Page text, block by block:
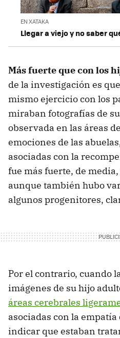
EN XATAKA
Llegar a viejo y no saber
Más fuerte que con los
de la investigación es
mismo ejercicio con los
miraban fotografías de
observada en las áreas
emociones de las
asociadas con la
fue más fuerte, de
aunque también hubo
algunos progenitores,
Por el contrario, cuando
imágenes de su hijo
áreas cerebrales
asociadas con la
indicar que estaban